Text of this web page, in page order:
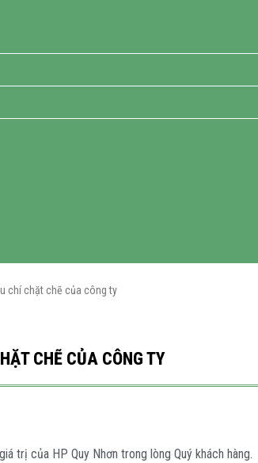
chí chặt chẽ của công ty
CHẼ CỦA CÔNG TY
trị của HP Quy Nhơn trong lòng Quý khách hàng.